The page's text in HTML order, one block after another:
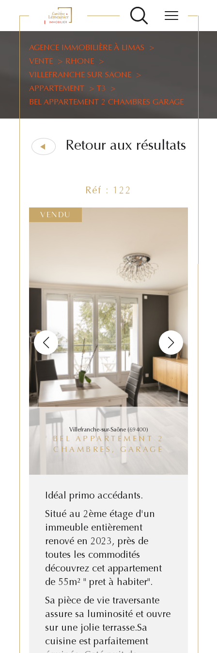
AGENCE IMMOBILIÈRE À LIMAS
VENTE
RHONE
VILLEFRANCHE SUR SAONE
APPARTEMENT
T3
BEL APPARTEMENT 2 CHAMBRES GARAGE
Retour aux résultats
Réf : 122
VENDU
Villefranche-sur-Saône (69400)
BEL APPARTEMENT 2
CHAMBRES, GARAGE
Idéal primo accédants.
Situé au 2ème étage d'un
immeuble entièrement
renové en 2023, près de
toutes les commodités
découvrez cet appartement
de 55m² " pret à habiter".
Sa pièce de vie traversante
assure sa luminosité et ouvre
sur une jolie terrasse.Sa
cuisine est parfaitement